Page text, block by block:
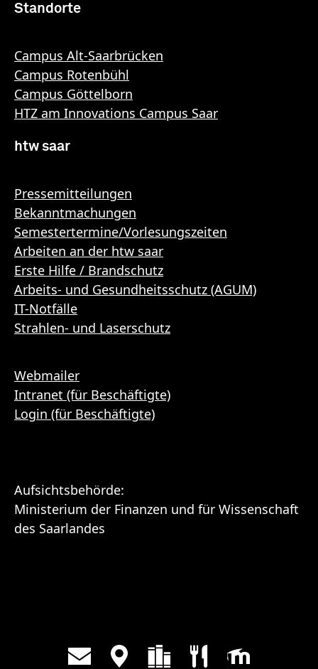
Standorte
Campus Alt-Saarbrücken
Campus Rotenbühl
Campus Göttelborn
HTZ am Innovations Campus Saar
htw saar
Pressemitteilungen
Bekanntmachungen
Semestertermine/Vorlesungszeiten
Arbeiten an der htw saar
Erste Hilfe / Brandschutz
Arbeits- und Gesundheitsschutz (AGUM)
IT-Notfälle
Strahlen- und Laserschutz
Webmailer
Intranet (für Beschäftigte)
Login (für Beschäftigte)
Aufsichtsbehörde:
Ministerium der Finanzen und für Wissenschaft
des Saarlandes